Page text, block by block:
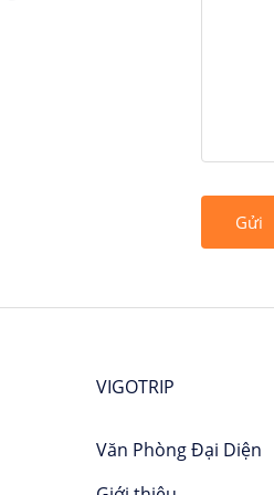
nước giải khát khác và vừa
Gửi
VIGOTRIP
Văn Phòng Đại Diện